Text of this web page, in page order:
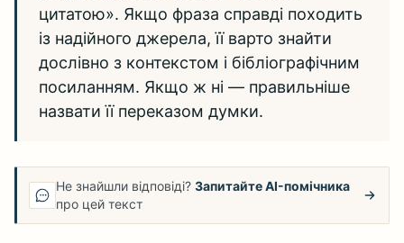
цитатою». Якщо фраза справді походить
із надійного джерела, її варто знайти
дослівно з контекстом і бібліографічним
посиланням. Якщо ж ні — правильніше
назвати її переказом думки.
Не знайшли відповіді? Запитайте AI-помічника
про цей текст